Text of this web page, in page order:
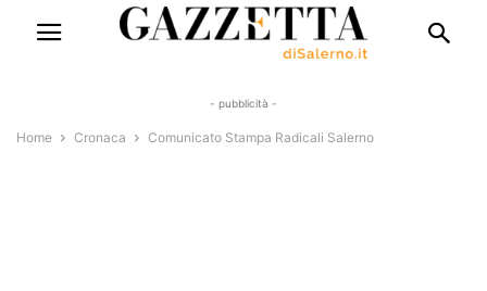
- pubblicità -
Home Cronaca Comunicato Stampa Radicali Salerno